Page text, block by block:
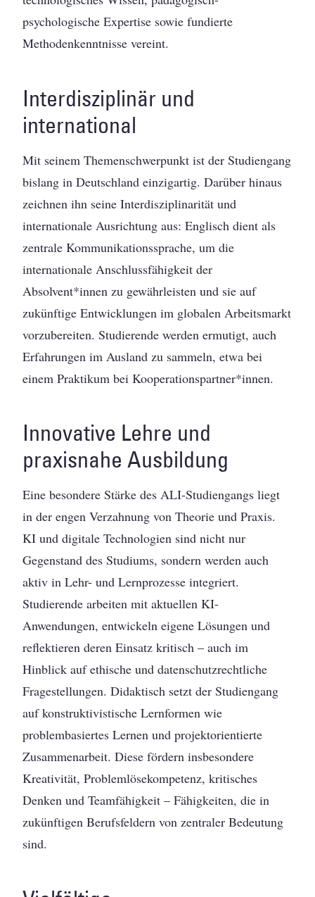
psychologische Expertise sowie fundierte
Methodenkenntnisse vereint.
Interdisziplinär und
international
Mit seinem Themenschwerpunkt ist der Studiengang
bislang in Deutschland einzigartig. Darüber hinaus
zeichnen ihn seine Interdisziplinarität und
internationale Ausrichtung aus: Englisch dient als
zentrale Kommunikationssprache, um die
internationale Anschlussfähigkeit der
Absolvent*innen zu gewährleisten und sie auf
zukünftige Entwicklungen im globalen Arbeitsmarkt
vorzubereiten. Studierende werden ermutigt, auch
Erfahrungen im Ausland zu sammeln, etwa bei
einem Praktikum bei Kooperationspartner*innen.
Innovative Lehre und
praxisnahe Ausbildung
Eine besondere Stärke des ALI-Studiengangs liegt
in der engen Verzahnung von Theorie und Praxis.
KI und digitale Technologien sind nicht nur
Gegenstand des Studiums, sondern werden auch
aktiv in Lehr- und Lernprozesse integriert.
Studierende arbeiten mit aktuellen KI-
Anwendungen, entwickeln eigene Lösungen und
reflektieren deren Einsatz kritisch – auch im
Hinblick auf ethische und datenschutzrechtliche
Fragestellungen. Didaktisch setzt der Studiengang
auf konstruktivistische Lernformen wie
problembasiertes Lernen und projektorientierte
Zusammenarbeit. Diese fördern insbesondere
Kreativität, Problemlösekompetenz, kritisches
Denken und Teamfähigkeit – Fähigkeiten, die in
zukünftigen Berufsfeldern von zentraler Bedeutung
sind.